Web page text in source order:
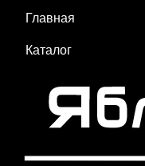
Главная
Каталог